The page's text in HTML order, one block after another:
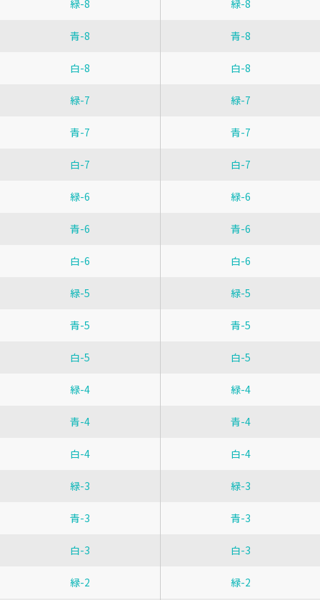
緑-8 緑-8
青-8 青-8
白-8 白-8
緑-7 緑-7
青-7 青-7
白-7 白-7
緑-6 緑-6
青-6 青-6
白-6 白-6
緑-5 緑-5
青-5 青-5
白-5 白-5
緑-4 緑-4
青-4 青-4
白-4 白-4
緑-3 緑-3
青-3 青-3
白-3 白-3
緑-2 緑-2